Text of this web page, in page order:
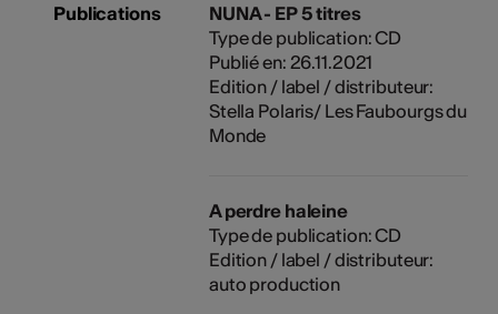
Publications
NUNA - EP 5 titres
Type de publication: CD
Publié en: 26.11.2021
Edition / label / distributeur:
Stella Polaris/ Les Faubourgs du
Monde
A perdre haleine
Type de publication: CD
Edition / label / distributeur:
auto production